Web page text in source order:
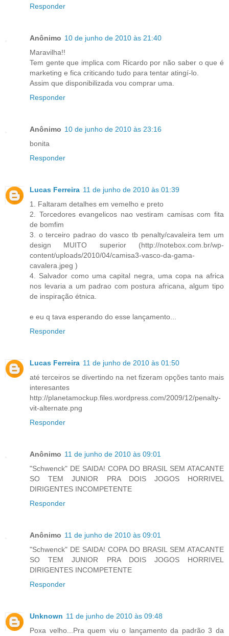
Responder
Anônimo 10 de junho de 2010 às 21:40
Maravilha!!
Tem gente que implica com Ricardo por não saber o que é
marketing e fica criticando tudo para tentar atingí-lo.
Assim que disponibilizada vou comprar uma.
Responder
Anônimo 10 de junho de 2010 às 23:16
bonita
Responder
Lucas Ferreira 11 de junho de 2010 às 01:39
1. Faltaram detalhes em vemelho e preto
2. Torcedores evangelicos nao vestiram camisas com fita
de bomfim
3. o terceiro padrao do vasco tb penalty/cavaleira tem um
design MUITO superior (http://notebox.com.br/wp-
content/uploads/2010/04/camisa3-vasco-da-gama-
cavalera.jpeg )
4. Salvador como uma capital negra, uma copa na africa
nos levaria a um padrao com postura africana, algum tipo
de inspiração étnica.
e eu q tava esperando do esse lançamento...
Responder
Lucas Ferreira 11 de junho de 2010 às 01:50
até terceiros se divertindo na net fizeram opções tanto mais
interesantes
http://planetamockup.files.wordpress.com/2009/12/penalty-
vit-alternate.png
Responder
Anônimo 11 de junho de 2010 às 09:01
"Schwenck" DE SAIDA! COPA DO BRASIL SEM ATACANTE
SO TEM JUNIOR PRA DOIS JOGOS HORRIVEL
DIRIGENTES INCOMPETENTE
Responder
Anônimo 11 de junho de 2010 às 09:01
"Schwenck" DE SAIDA! COPA DO BRASIL SEM ATACANTE
SO TEM JUNIOR PRA DOIS JOGOS HORRIVEL
DIRIGENTES INCOMPETENTE
Responder
Unknown 11 de junho de 2010 às 09:48
Poxa velho...Pra quem viu o lançamento da padrão 3 da